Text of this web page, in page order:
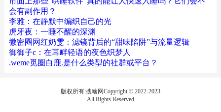
会有副作用？
李雅：在静默中编织自己的光
虎牙夜：一睡不醒的深渊
微密圈网红奶雯：滤镜背后的“甜味陷阱”与流量逻辑
御御子c：在耳畔轻语的夜色织梦人
.weme觅圈白鹿.是什么类型的社群或平台？
版权所有:搜啥网Copyright © 2022-2023
All Rights Reserved